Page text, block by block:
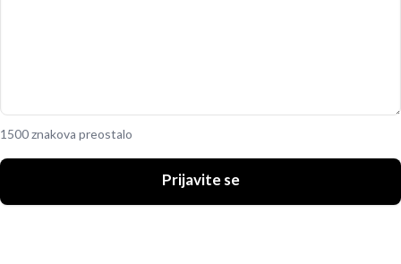
1500 znakova preostalo
Prijavite se